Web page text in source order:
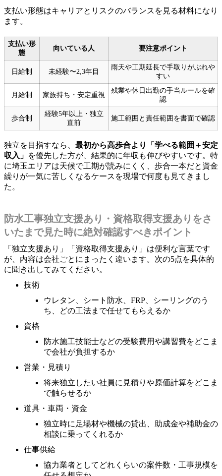
支払い形態はキャリアとリスクのバランスを見る材料になり
ます。
支払い形
態
向いている人 要注意ポイント
日給制 未経験〜2,3年目
雨天や工期延長で手取りがぶれや
すい
月給制 家族持ち・安定重視
残業や休日出勤の手当ルールを確
認
歩合制
経験5年以上・独立
直前
施工範囲と責任範囲を書面で確認
独立を目指すなら、 最初から高歩合より「学べる範囲＋安定
収入」 を優先した方が、結果的に年収も伸びやすいです。特
に埼玉エリアは天候で工期が読みにくく、歩合一本だと資金
繰りが一気に苦しくなるケースを現場で何度も見てきまし
た。
防水工事独立支援あり・資格取得支援ありをさ
いたまで見た時に絶対確認すべきポイント
「独立支援あり」「資格取得支援あり」は便利な言葉です
が、内容は会社ごとにまったく違います。次の5点を具体的
に聞き出してみてください。
技術
ウレタン、シート防水、FRP、シーリングのう
ち、どの工法まで任せてもらえるか
資格
防水施工技能士などの受験費用や講習費をどこま
で会社が負担するか
営業・見積り
将来独立したい社員に見積りや原価計算をどこま
で触らせるか
道具・車両・資金
独立時に足場材や機械の貸出、助成金や補助金の
相談に乗ってくれるか
仕事供給
協力業者としてどれくらいの案件数・工事規模を